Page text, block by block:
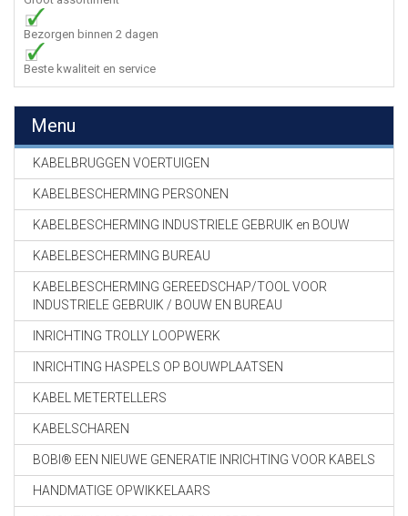
Bezorgen binnen 2 dagen
Beste kwaliteit en service
Menu
KABELBRUGGEN VOERTUIGEN
KABELBESCHERMING PERSONEN
KABELBESCHERMING INDUSTRIELE GEBRUIK en BOUW
KABELBESCHERMING BUREAU
KABELBESCHERMING GEREEDSCHAP/TOOL VOOR
INDUSTRIELE GEBRUIK / BOUW EN BUREAU
INRICHTING TROLLY LOOPWERK
INRICHTING HASPELS OP BOUWPLAATSEN
KABEL METERTELLERS
KABELSCHAREN
BOBI® EEN NIEUWE GENERATIE INRICHTING VOOR KABELS
HANDMATIGE OPWIKKELAARS